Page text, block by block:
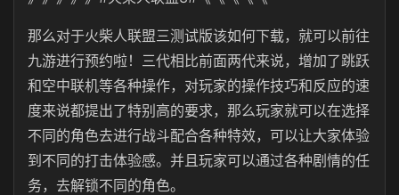
那么对于火柴人联盟三测试版该如何下载，就可以前往
九游进行预约啦！三代相比前面两代来说，增加了跳跃
和空中联机等各种操作，对玩家的操作技巧和反应的速
度来说都提出了特别高的要求，那么玩家就可以在选择
不同的角色去进行战斗配合各种特效，可以让大家体验
到不同的打击体验感。并且玩家可以通过各种剧情的任
务，去解锁不同的角色。